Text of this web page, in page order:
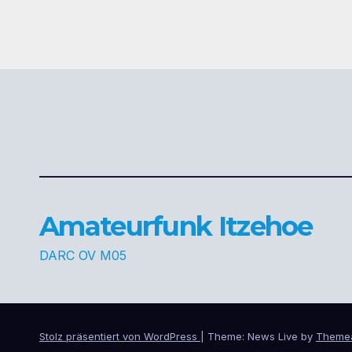
Amateurfunk Itzehoe
DARC OV M05
Stolz präsentiert von WordPress Theme: News Live by